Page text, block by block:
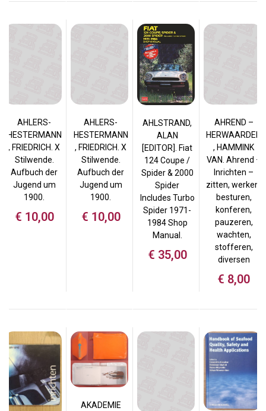
AHLERS-
HESTERMANN
, FRIEDRICH. X
Stilwende.
Aufbuch der
Jugend um
1900.
€ 10,00
AHLERS-
HESTERMANN
, FRIEDRICH. X
Stilwende.
Aufbuch der
Jugend um
1900.
€ 10,00
AHLSTRAND,
ALAN
[EDITOR]. Fiat
124 Coupe /
Spider & 2000
Spider
Includes Turbo
Spider 1971-
1984 Shop
Manual.
€ 35,00
AHREND –
HERWAARDEN
, HAMMINK
VAN. Ahrend –
Inrichten –
zitten, werken,
besturen,
konferen,
pauzeren,
wachten,
stofferen,
diversen
€ 8,00
AKADEMIE